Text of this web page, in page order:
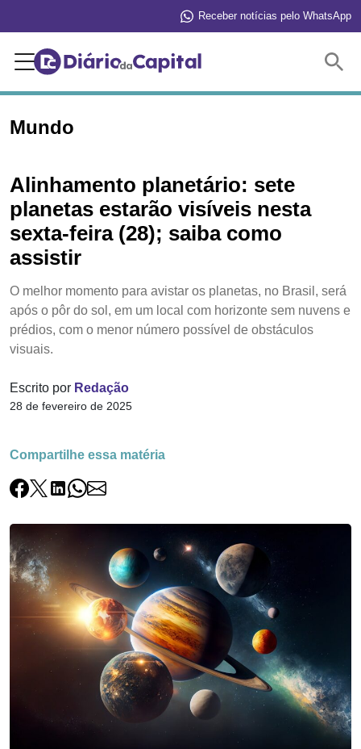
Receber notícias pelo WhatsApp
Mundo
Alinhamento planetário: sete
planetas estarão visíveis nesta
sexta-feira (28); saiba como
assistir
O melhor momento para avistar os planetas, no Brasil, será
após o pôr do sol, em um local com horizonte sem nuvens e
prédios, com o menor número possível de obstáculos
visuais.
Escrito por Redação
28 de fevereiro de 2025
Compartilhe essa matéria